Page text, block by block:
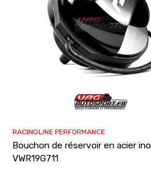
RACINGLINE PERFORMANCE
Bouchon de réservoir en acier
VWR19G711